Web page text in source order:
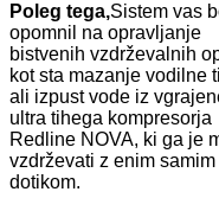
Poleg tega,Sistem vas
opomnil na opravljanje
bistvenih vzdrževalnih
kot sta mazanje vodilne
ali izpust vode iz
ultra tihega kompresorja
Redline NOVA, ki ga je
vzdrževati z enim samim
dotikom.